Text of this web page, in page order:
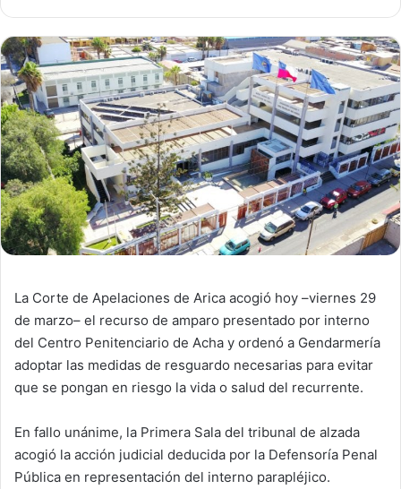
La Corte de Apelaciones de Arica acogió hoy –viernes 29
de marzo– el recurso de amparo presentado por interno
del Centro Penitenciario de Acha y ordenó a Gendarmería
adoptar las medidas de resguardo necesarias para evitar
que se pongan en riesgo la vida o salud del recurrente.
En fallo unánime, la Primera Sala del tribunal de alzada
acogió la acción judicial deducida por la Defensoría Penal
Pública en representación del interno parapléjico.